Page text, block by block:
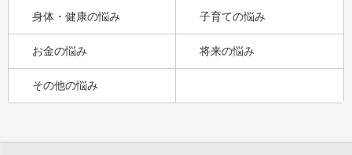
身体・健康の悩み 子育ての悩み
お金の悩み 将来の悩み
その他の悩み